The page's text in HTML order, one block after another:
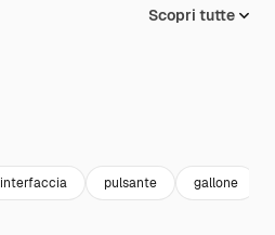
Scopri tutte
interfaccia pulsante gallone